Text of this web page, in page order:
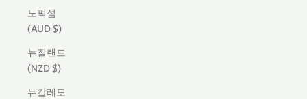
노퍽섬
(AUD $)
뉴질랜드
(NZD $)
뉴칼레도